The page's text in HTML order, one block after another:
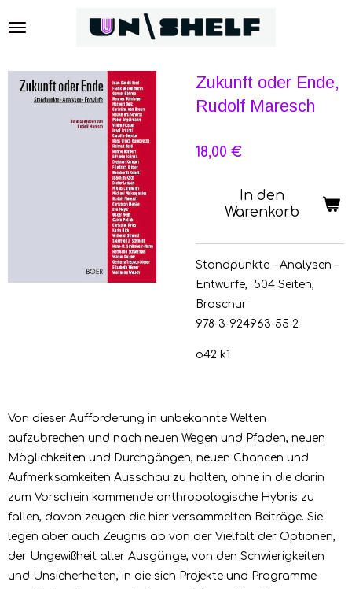
Hauptinhalt
Zukunft oder Ende,
Rudolf Maresch
18,00 €
In den
Warenkorb
Standpunkte – Analysen –
Entwürfe, 504 Seiten,
Broschur
978-3-924963-55-2
o42 k1
Von dieser Aufforderung in unbekannte Welten
aufzubrechen und nach neuen Wegen und Pfaden, neuen
Möglichkeiten und Durchgängen, neuen Chancen und
Aufmerksamkeiten Ausschau zu halten, ohne in die darin
zum Vorschein kommende anthropologische Hybris zu
fallen, davon zeugen die hier versammelten Beiträge. Sie
legen aber auch Zeugnis ab von der Vielfalt der Optionen,
der Ungewißheit aller Ausgänge, von den Schwierigkeiten
und Unsicherheiten, in die sich Projekte und Programme